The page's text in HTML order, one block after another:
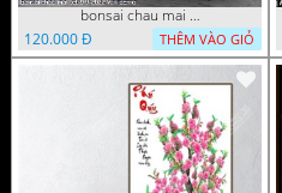
bonsai chau mai tet 9 9 2022 van
120.000 Đ
THÊM VÀO GIỎ